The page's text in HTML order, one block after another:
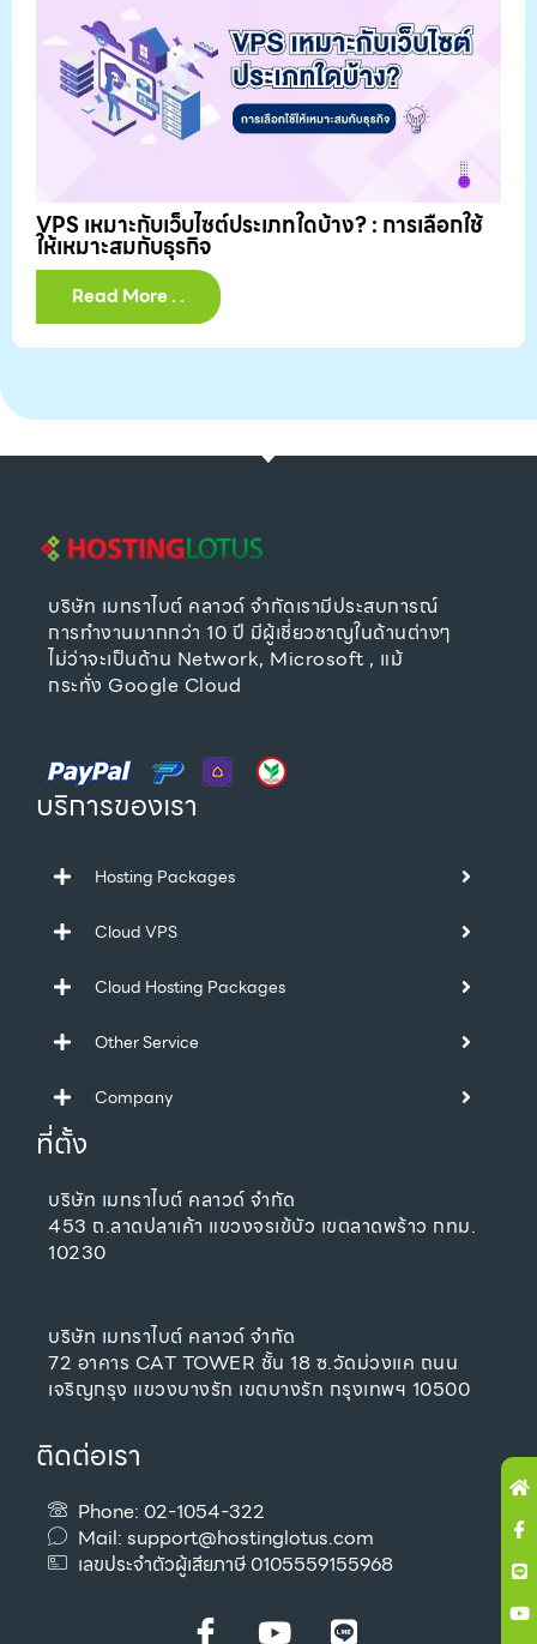
VPS เหมาะกับเว็บไซต์ประเภทใดบ้าง? : การเลือกใช้
ให้เหมาะสมกับธุรกิจ
Read More . .
บริษัท เมทราไบต์ คลาวด์ จำกัดเรามีประสบการณ์
การทำงานมากกว่า 10 ปี มีผู้เชี่ยวชาญในด้านต่างๆ
ไม่ว่าจะเป็นด้าน Network, Microsoft , แม้
กระทั่ง Google Cloud
บริการของเรา
Hosting Packages
Cloud VPS
Cloud Hosting Packages
Other Service
Company
ที่ตั้ง
บริษัท เมทราไบต์ คลาวด์ จำกัด
453 ถ.ลาดปลาเค้า แขวงจรเข้บัว เขตลาดพร้าว กทม.
10230
บริษัท เมทราไบต์ คลาวด์ จำกัด
72 อาคาร CAT TOWER ชั้น 18 ซ.วัดม่วงแค ถนน
เจริญกรุง แขวงบางรัก เขตบางรัก กรุงเทพฯ 10500
ติดต่อเรา
Phone: 02-1054-322
Mail: support@hostinglotus.com
เลขประจำตัวผู้เสียภาษี 0105559155968
I Y L